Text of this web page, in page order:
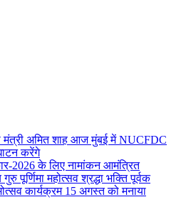
मंत्री अमित शाह आज मुंबई में NUCFDC
करेंगे
2026 के लिए नामांकन आमंत्रित
पूर्णिमा महोत्सव श्रद्धा भक्ति पूर्वक
कार्यक्रम 15 अगस्त को मनाया